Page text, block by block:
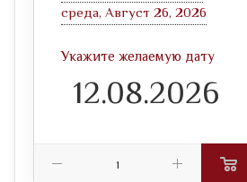
среда, Август 26, 2026
Укажите желаемую дату